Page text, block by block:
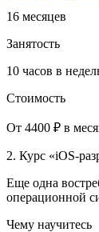
16 месяцев
Занятость
10 часов в
Стоимость
От 4400 ₽ в
2. Курс «iOS-
Еще одна
операционной
Чему научитесь